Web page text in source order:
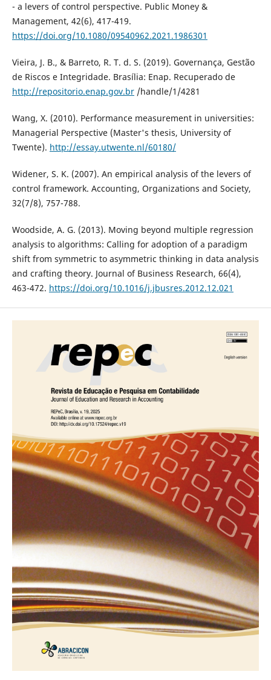
- a levers of control perspective. Public Money &
Management, 42(6), 417-419.
https://doi.org/10.1080/09540962.2021.1986301
Vieira, J. B., & Barreto, R. T. d. S. (2019). Governança, Gestão
de Riscos e Integridade. Brasília: Enap. Recuperado de
http://repositorio.enap.gov.br/handle/1/4281
Wang, X. (2010). Performance measurement in universities:
Managerial Perspective (Master's thesis, University of
Twente). http://essay.utwente.nl/60180/
Widener, S. K. (2007). An empirical analysis of the levers of
control framework. Accounting, Organizations and Society,
32(7/8), 757-788.
Woodside, A. G. (2013). Moving beyond multiple regression
analysis to algorithms: Calling for adoption of a paradigm
shift from symmetric to asymmetric thinking in data analysis
and crafting theory. Journal of Business Research, 66(4),
463-472. https://doi.org/10.1016/j.jbusres.2012.12.021